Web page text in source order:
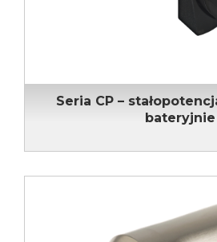
Seria CP –
bateryjnie